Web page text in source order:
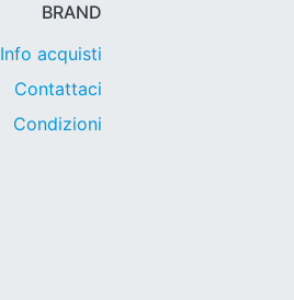
BRAND
Info acquisti
Contattaci
Condizioni